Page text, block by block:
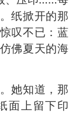
纸掀开的那
叹不已：蓝
佛夏天的海
她知道，那
面上留下印